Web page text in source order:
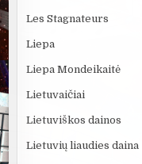
Les Stagnateurs
Liepa
Liepa Mondeikaitė
Lietuvaičiai
Lietuviškos dainos
Lietuvių liaudies daina